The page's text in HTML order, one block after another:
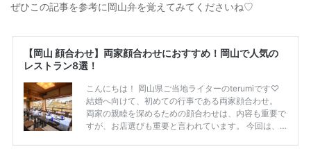
ぜひこの記事を参考に岡山弁を覚えてみてくださいね♡